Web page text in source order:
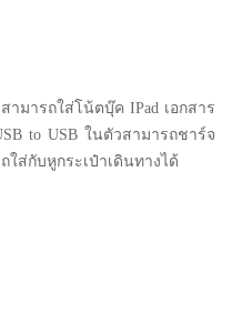
มารถใส่โน้ตบุ๊ค IPad เอกสาร
to USB ในตัวสามารถชาร์จ
ส่กับหูกระเป๋าเดินทางได้